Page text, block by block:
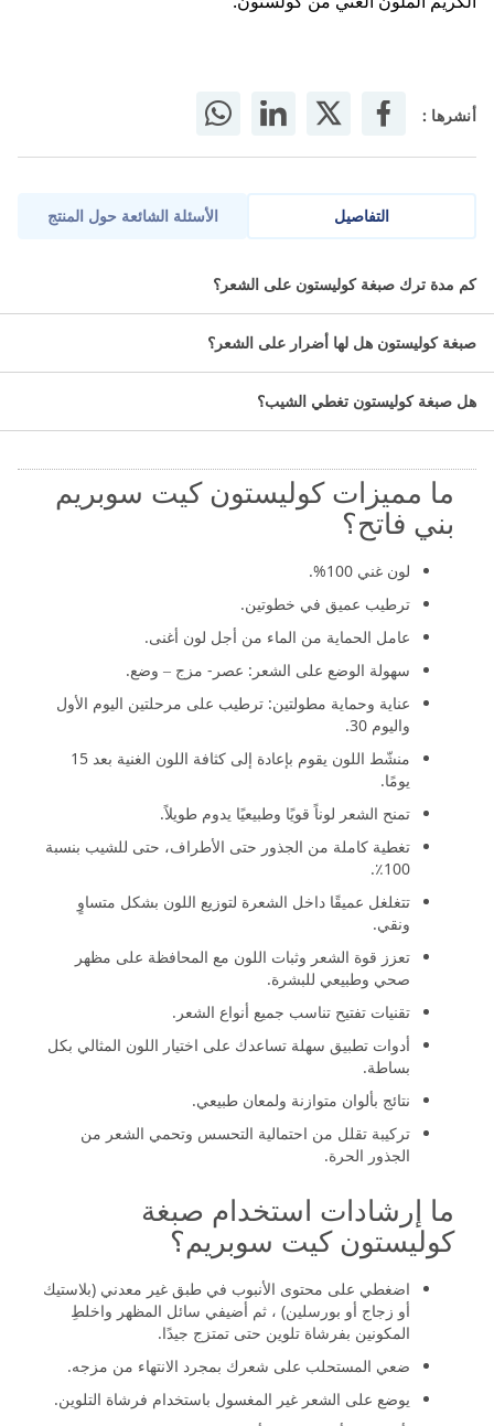
أنشرها :
التفاصيل
إذا كنتِ تبحثين عن تغيير يُضفي على إطلالتك لمسة من الدفء
لكِ.يمنحك كريم كريم كوليستون هير كولور كثافة لونية لا يمكن
إيقافها لمدة تصل إلى 8 أسابيع مع تقنية ويلا للحقن العميق
والأصباغ الدقيقة التي تخترق إلى أقصى حد. لون جذاب يلفت
الانتباه دائمًا. مكثفة بشكل لا يقاوم. بالإضافة إلى ذلك ، تأتي كريم
كوليستون كولور كيت بمنشط حصري يضيف المزيد من الأصباغ
في شعرك لتعزيز الكثافة. لذا هناك المزيد من الألوان للحب.
ما مميزات كوليستون كيت سوبريم
بني فاتح؟
لون غني 100%.
ترطيب عميق في خطوتين.
عامل الحماية من الماء من أجل لون أغنى.
سهولة الوضع على الشعر: عصر- مزج – وضع.
عناية وحماية مطولتين: ترطيب على مرحلتين اليوم الأول
واليوم 30.
منشّط اللون يقوم بإعادة إلى كثافة اللون الغنية بعد 15
يومًا.
تمنح الشعر لوناً قويًا وطبيعيًا يدوم طويلاً.
تغطية كاملة من الجذور حتى الأطراف، حتى للشيب بنسبة
100٪.
تتغلغل عميقًا داخل الشعرة لتوزيع اللون بشكل متساوٍ
ونقي.
تعزز قوة الشعر وثبات اللون مع المحافظة على مظهر
صحي وطبيعي للبشرة.
تقنيات تفتيح تناسب جميع أنواع الشعر.
أدوات تطبيق سهلة تساعدك على اختيار اللون المثالي بكل
بساطة.
نتائج بألوان متوازنة ولمعان طبيعي.
تركيبة تقلل من احتمالية التحسس وتحمي الشعر من
الجذور الحرة.
ما إرشادات استخدام صبغة
كوليستون كيت سوبريم؟
اضغطي على محتوى الأنبوب في طبق غير معدني (بلاستيك
أو زجاج أو بورسلين) ، ثم أضيفي سائل المظهر واخلطِ
المكونين بفرشاة تلوين حتى تمتزج جيدًا.
ضعي المستحلب على شعرك بمجرد الانتهاء من مزجه.
يوضع على الشعر غير المغسول باستخدام فرشاة التلوين.
الأسئلة الشائعة حول المنتج
كم مدة ترك صبغة كوليستون على الشعر؟
صبغة كوليستون هل لها أضرار على الشعر؟
هل صبغة كوليستون تغطي الشيب؟